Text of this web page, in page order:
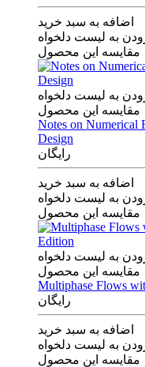
اضافه به سبد خرید
به لیست دلخواه
مقایسه این محصول
به لیست دلخواه
مقایسه این محصول
Notes on Numerical
Design
رایگان
اضافه به سبد خرید
به لیست دلخواه
مقایسه این محصول
به لیست دلخواه
مقایسه این محصول
Multiphase Flows
رایگان
اضافه به سبد خرید
به لیست دلخواه
مقایسه این محصول